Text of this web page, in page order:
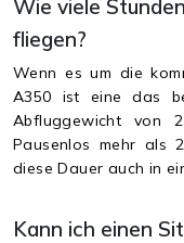
Wie viele
fliegen?
Wenn es um die
A350 ist eine das
Abfluggewicht von
Pausenlos mehr als
diese Dauer auch in
Kann ich einen